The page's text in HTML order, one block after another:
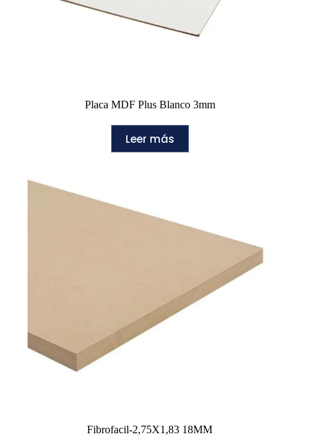
Placa MDF Plus Blanco 3mm
Leer más
Fibrofacil-2,75X1,83 18MM